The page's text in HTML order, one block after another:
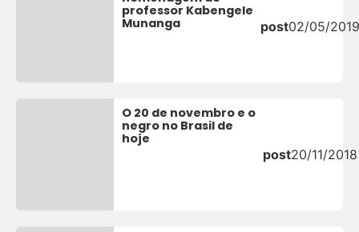
professor Kabengele
Munanga
post02/05/
O 20 de novembro e o
negro no Brasil de
hoje
post20/11/2018